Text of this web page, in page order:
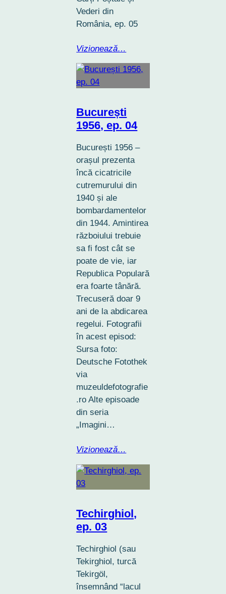
Vederi din
România, ep. 05
Vizionează…
București
1956, ep. 04
București 1956 –
orașul prezenta
încă cicatricile
cutremurului din
1940 și ale
bombardamentelor
din 1944. Amintirea
războiului trebuie
sa fi fost cât se
poate de vie, iar
Republica Populară
era foarte tânără.
Trecuseră doar 9
ani de la abdicarea
regelui. Fotografii
în acest episod:
Sursa foto:
Deutsche Fotothek
via
muzeuldefotografie
.ro Alte episoade
din seria
„Imagini…
Vizionează…
Techirghiol,
ep. 03
Techirghiol (sau
Tekirghiol, turcă
Tekirgöl,
însemnând “lacul